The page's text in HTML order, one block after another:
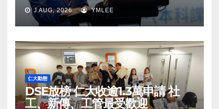
J AUG, 2026 YMLEE
仁大動態
DSE放榜 仁大收逾1.3萬申請 社
工、新傳、工管最受歡迎